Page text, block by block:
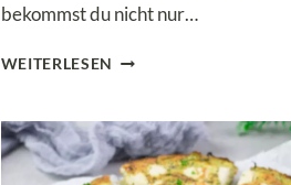
bekommst du nicht nur…
WEITERLESEN KÖSTLICHER
CHICKEN-
BURRITO-
SALAT